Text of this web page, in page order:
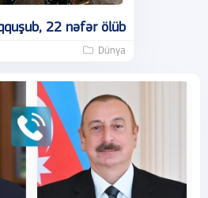
22 nəfər ölüb
Dünya